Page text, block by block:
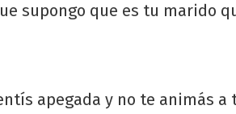
supongo que es tu marido
apegada y no te animás a